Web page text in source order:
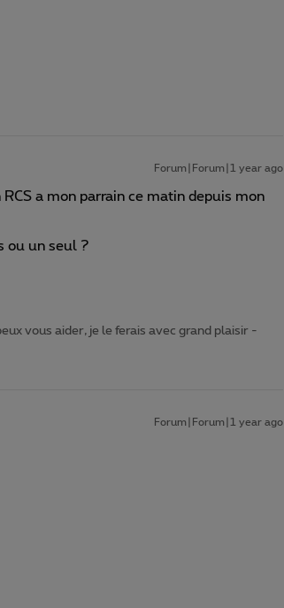
Forum|Forum|1 year ago
RCS a mon parrain ce matin depuis mon
ou un seul ?
vous aider, je le ferais avec grand plaisir -
Forum|Forum|1 year ago